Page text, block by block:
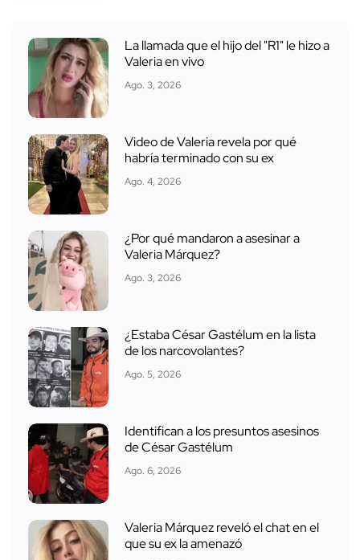
La llamada que el hijo del "R1" le hizo a
Valeria en vivo
Ago. 3, 2026
Video de Valeria revela por qué
habría terminado con su ex
Ago. 4, 2026
¿Por qué mandaron a asesinar a
Valeria Márquez?
Ago. 3, 2026
¿Estaba César Gastélum en la lista
de los narcovolantes?
Ago. 5, 2026
Identifican a los presuntos asesinos
de César Gastélum
Ago. 6, 2026
Valeria Márquez reveló el chat en el
que su ex la amenazó